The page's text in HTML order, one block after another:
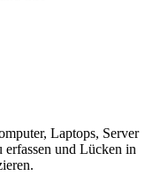
Laptops, Server
und Lücken in